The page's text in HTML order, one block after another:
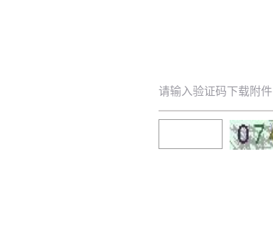
请输入验证码下载附件